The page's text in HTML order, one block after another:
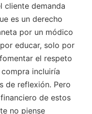
cliente demanda
es un derecho
por un módico
educar, solo por
el respeto
incluiría
de reflexión. Pero
de estos
no piense